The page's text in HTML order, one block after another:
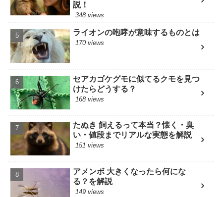
説！
348 views
ライオンの咆哮が意味するものとは
170 views
セアカゴケグモに似てるクモを見つ
けたらどうする？
168 views
たぬき 飼えるって本当？懐く・臭
い・値段までリアルな実態を解説
151 views
アメンボ 大きくなったら何にな
る？を解説
149 views